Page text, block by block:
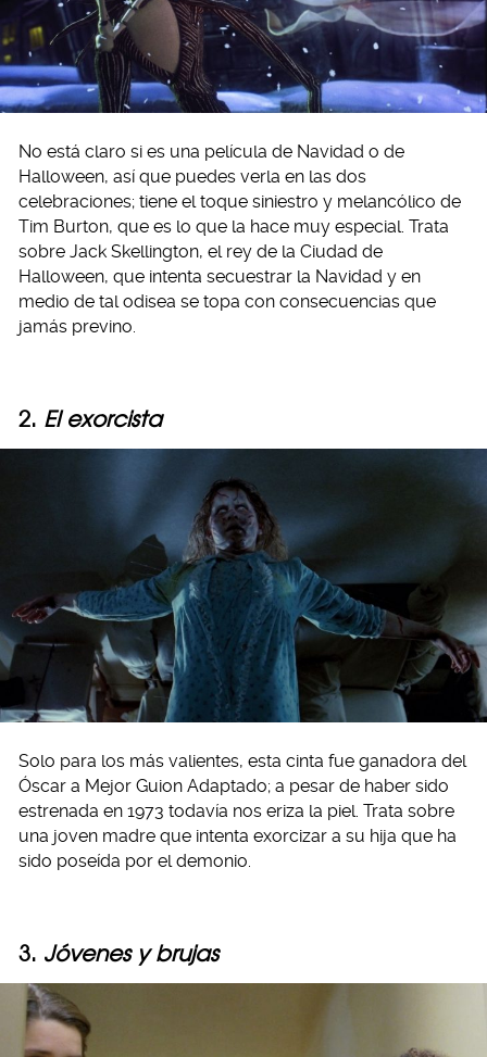
No está claro si es una película de Navidad o de
Halloween, así que puedes verla en las dos
celebraciones; tiene el toque siniestro y melancólico de
Tim Burton, que es lo que la hace muy especial. Trata
sobre Jack Skellington, el rey de la Ciudad de
Halloween, que intenta secuestrar la Navidad y en
medio de tal odisea se topa con consecuencias que
jamás previno.
2. El exorcista
Solo para los más valientes, esta cinta fue ganadora del
Óscar a Mejor Guion Adaptado; a pesar de haber sido
estrenada en 1973 todavía nos eriza la piel. Trata sobre
una joven madre que intenta exorcizar a su hija que ha
sido poseída por el demonio.
3. Jóvenes y brujas